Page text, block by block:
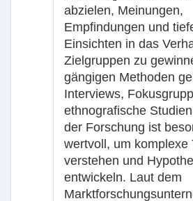
abzielen, Meinungen,
Empfindungen und
Einsichten in das
Zielgruppen zu
gängigen Methoden
Interviews,
ethnografische
der Forschung ist
wertvoll, um komplexe
verstehen und
entwickeln. Laut dem